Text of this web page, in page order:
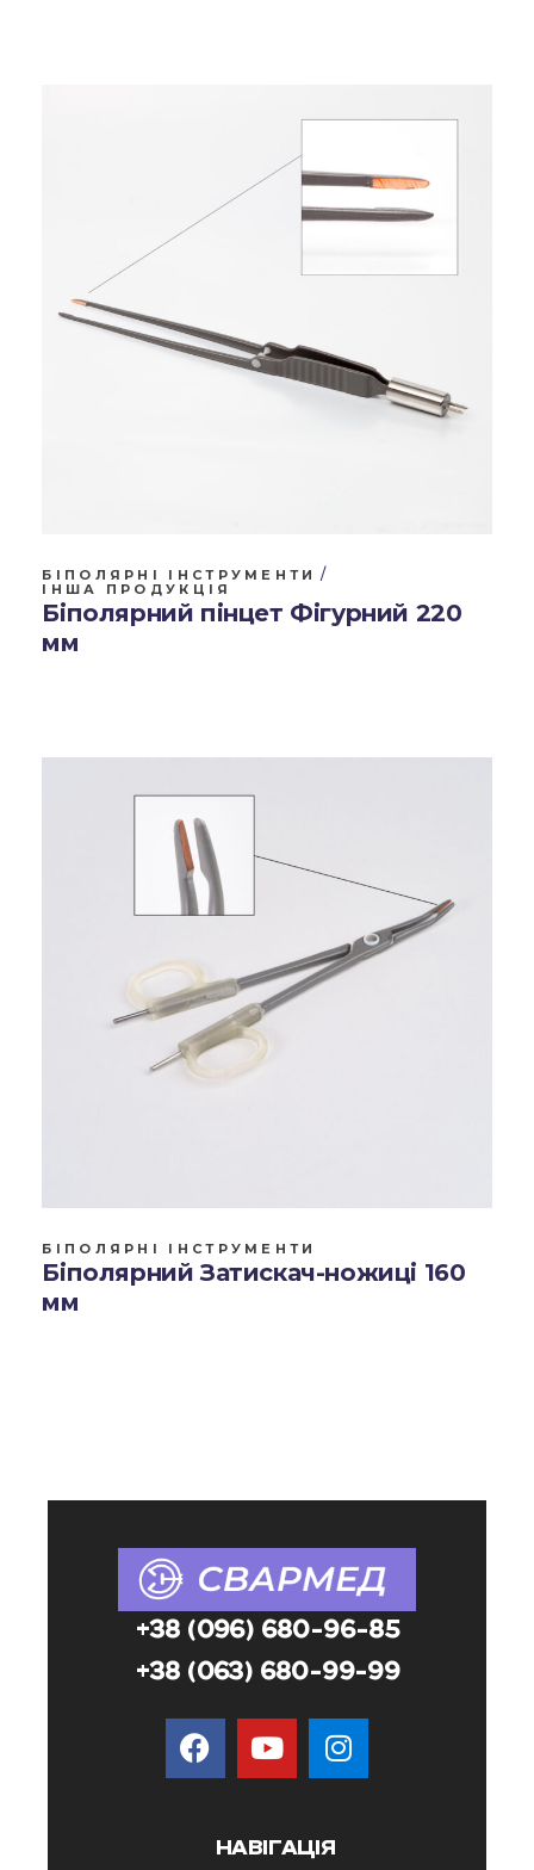
БІПОЛЯРНІ ІНСТРУМЕНТИ
ІНША ПРОДУКЦІЯ
Біполярний пінцет Фігурний 220
мм
БІПОЛЯРНІ ІНСТРУМЕНТИ
Біполярний Затискач-ножиці 160
мм
+38 (096) 680-96-85
+38 (063) 680-99-99
НАВІГАЦІЯ